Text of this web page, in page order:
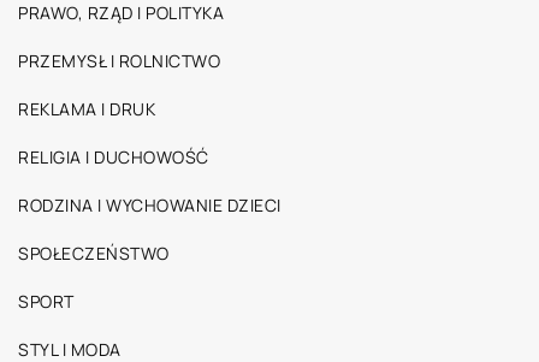
PRAWO, RZĄD I POLITYKA
PRZEMYSŁ I ROLNICTWO
REKLAMA I DRUK
RELIGIA I DUCHOWOŚĆ
RODZINA I WYCHOWANIE DZIECI
SPOŁECZEŃSTWO
SPORT
STYL I MODA